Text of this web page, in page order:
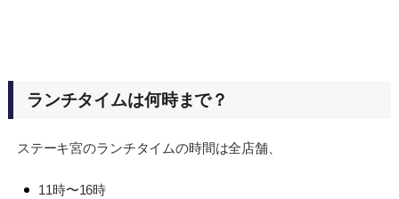
ランチタイムは何時まで？
ステーキ宮のランチタイムの時間は全店舗、
11時〜16時